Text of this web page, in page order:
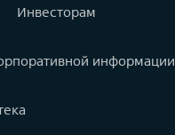
Инвесторам
информации